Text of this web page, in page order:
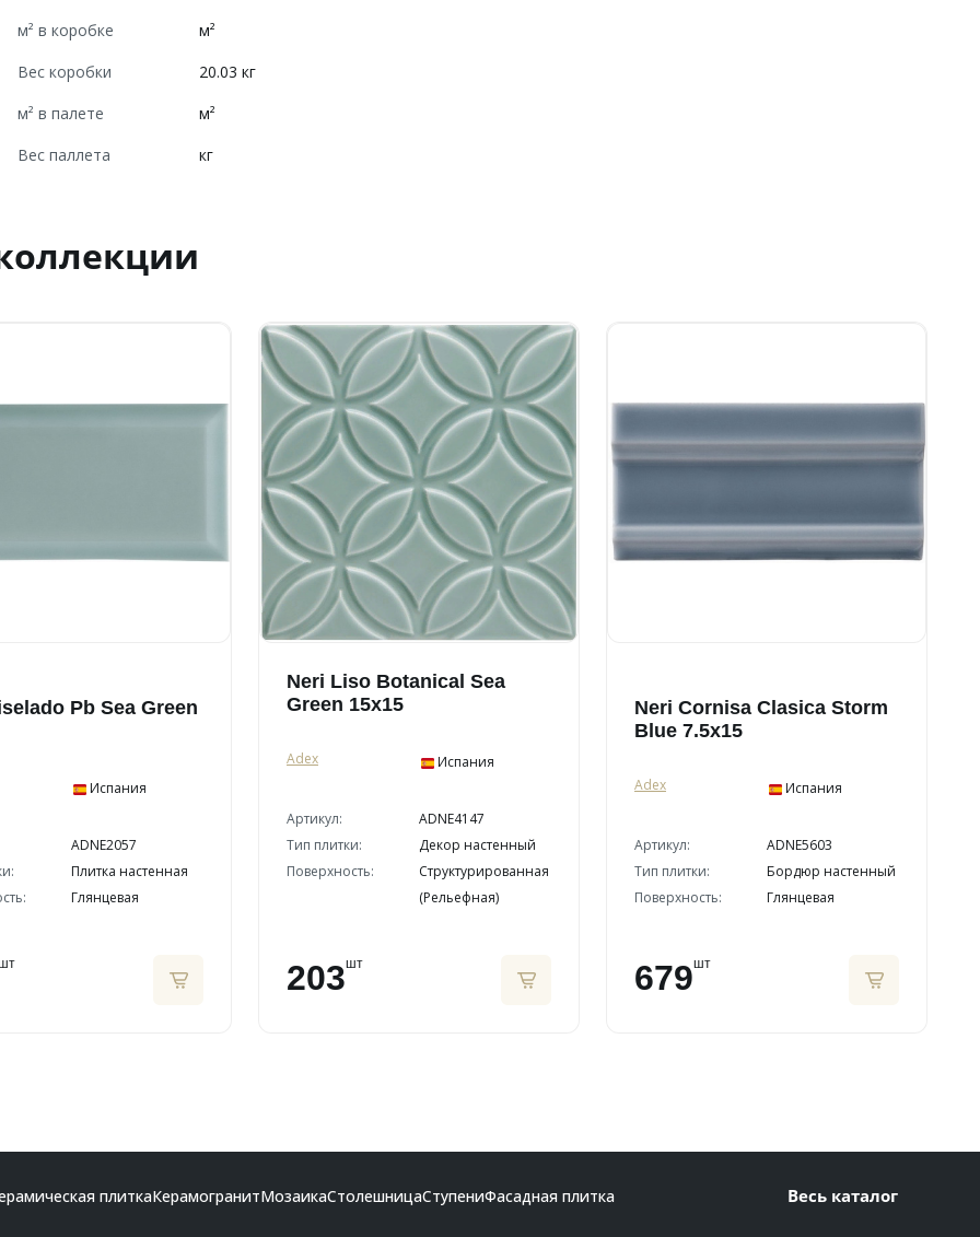
м² в коробке
м²
Вес коробки
20.03 кг
м² в палете
м²
Вес паллета
кг
Pb Sea Green
Испания
ADNE2057
Плитка настенная
Глянцевая
Neri Liso Botanical Sea
Green 15x15
Adex Испания
Артикул:
ADNE4147
Тип плитки:
Декор настенный
Поверхность:
Структурированная
(Рельефная)
203шт
Neri Cornisa Clasica Storm
Blue 7.5x15
Adex Испания
Артикул:
ADNE5603
Тип плитки:
Бордюр настенный
Поверхность:
Глянцевая
679шт
плиткаКерамогранитМозаикаСтолешницаСтупениФасадная плитка Весь каталог